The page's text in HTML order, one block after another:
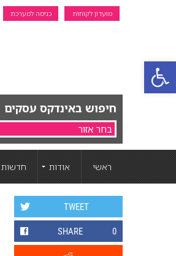
פתח סרגל נגישות
מועדון לקוחות כניסה למערכת
חיפוש באינדקס עסקים
ראשי אודות חדשות
TWEET
SHARE 0